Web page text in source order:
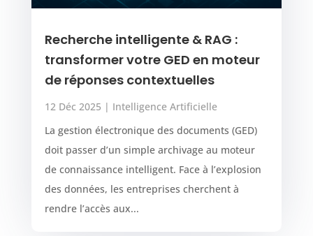
Recherche intelligente & RAG :
transformer votre GED en moteur
de réponses contextuelles
12 Déc 2025 | Intelligence Artificielle
La gestion électronique des documents (GED)
doit passer d’un simple archivage au moteur
de connaissance intelligent. Face à l’explosion
des données, les entreprises cherchent à
rendre l’accès aux...